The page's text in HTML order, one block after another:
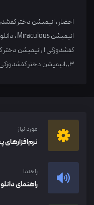
احضار ، انیمیشن دختر
3,,انیمیشن دختر کفشدوزکی 4 ,کالکشن انیمیشن دختر کفشدوزکی
مورد نیاز
راهنما
راهنمای